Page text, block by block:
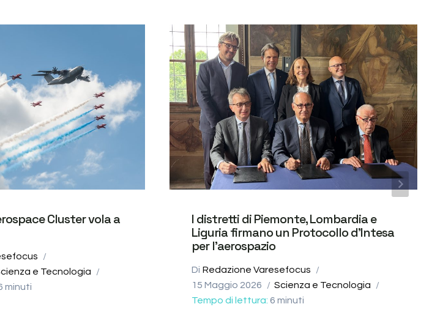
Cluster vola a
e Tecnologia
minuti
I distretti di Piemonte, Lombardia e
Liguria firmano un Protocollo d’Intesa
per l’aerospazio
Di Redazione Varesefocus
15 Maggio 2026
Scienza e Tecnologia
Tempo di lettura: 6minuti